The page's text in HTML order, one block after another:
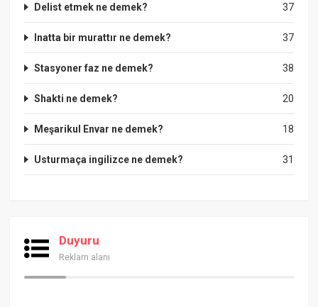
37
Delist etmek ne demek?
37
Inatta bir murattır ne demek?
38
Stasyoner faz ne demek?
20
Shakti ne demek?
18
Meşarikul Envar ne demek?
31
Usturmaça ingilizce ne demek?
Duyuru
Reklam alanı